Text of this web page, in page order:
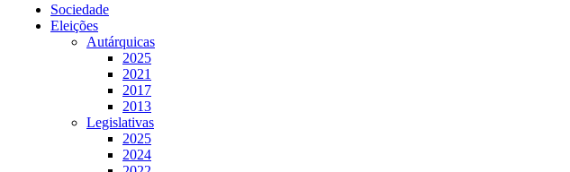
Sociedade
Eleições
Autárquicas
2025
2021
2017
2013
Legislativas
2025
2024